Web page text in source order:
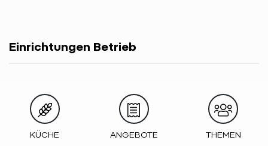
Einrichtungen Betrieb
KÜCHE ANGEBOTE THEMEN